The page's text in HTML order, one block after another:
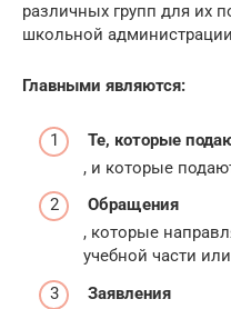
различных групп для их
школьной
Главными являются:
Те, которые
, и которые
Обращения
, которые
учебной части
Заявления